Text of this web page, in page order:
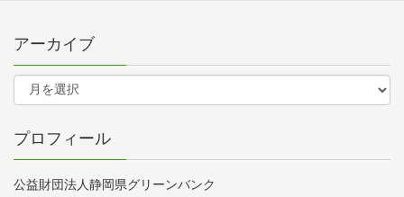
アーカイブ
プロフィール
公益財団法人静岡県グリーンバンク